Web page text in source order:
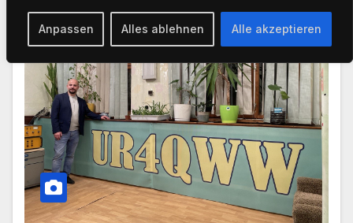
Anpassen Alles ablehnen Alle akzeptieren